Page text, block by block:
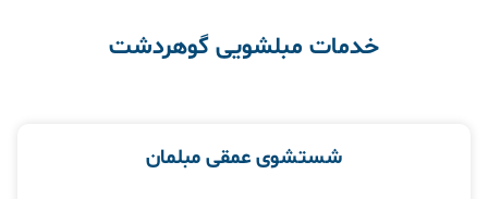
خدمات مبلشویی گوهردشت
شستشوی عمقی مبلمان